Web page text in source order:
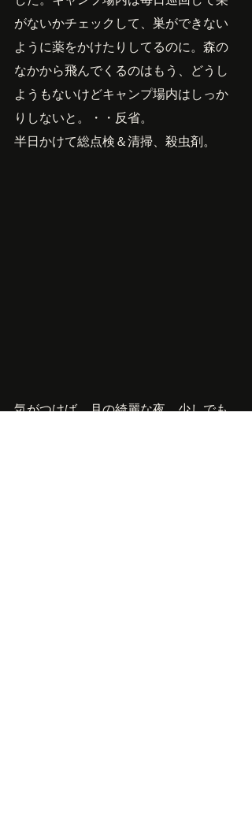
がないかチェックして、巣ができない
ように薬をかけたりしてるのに。森の
なかから飛んでくるのはもう、どうし
ようもないけどキャンプ場内はしっか
りしないと。・・反省。
半日かけて総点検＆清掃、殺虫剤。
気がつけば、月の綺麗な夜。少しでも